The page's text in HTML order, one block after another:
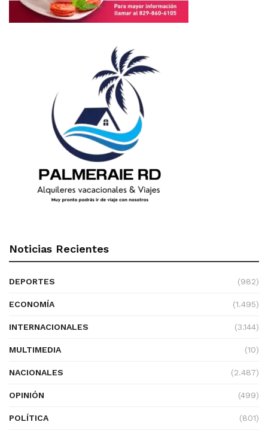
Noticias Recientes
DEPORTES (982)
ECONOMÍA (1.495)
INTERNACIONALES (3.144)
MULTIMEDIA (10)
NACIONALES (2.487)
OPINIÓN (499)
POLÍTICA (801)